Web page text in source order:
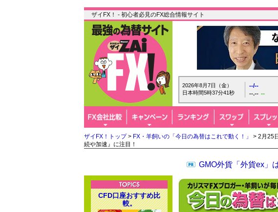
ザイFX！ - 初心者必見のFX総合情報サイト
2026年8月7日（金）
日本時間5時37分43秒
--/--
--.-- --
ザイFX！トップ> FX・羊飼いの「今日の為替はこれで動く！」
> 2月25
続や加速』に注目！
GMO外貨「外貨ex」
CFD口座おすすめ比
較。